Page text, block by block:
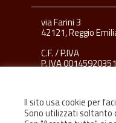
via Farini 3
42121, Reggio
C.F. / P.IVA
P. IVA 00145920351
Il sito usa cookie per
Sono utilizzati soltanto